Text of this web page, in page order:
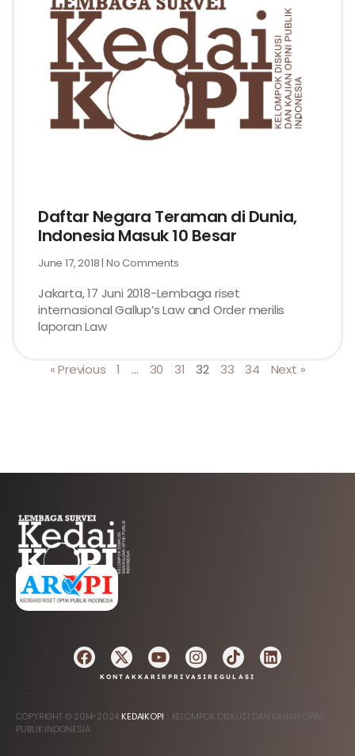
Daftar Negara Teraman di Dunia,
Indonesia Masuk 10 Besar
June 17, 2018 No Comments
Jakarta, 17 Juni 2018-Lembaga riset
internasional Gallup’s Law and Order merilis
laporan Law
« Previous 1 … 30 31 32 33 34 Next »
AFILIASI
KONTAK KARIRPRIVASI REGULASI
COPYRIGHT © 2014-2024 KEDAIKOPI :: KELOMPOK DISKUSI DAN KAJIAN OPINI
PUBLIK INDONESIA